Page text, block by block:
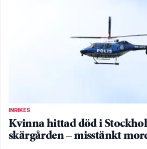
INRIKES
Kvinna hittad död i
skärgården – misstänkt